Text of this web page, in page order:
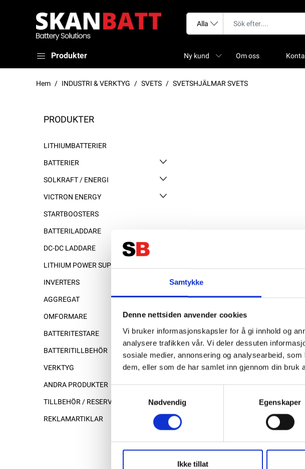
Samtykke
Denne nettsiden anvender cookies
Vi bruker informasjonskapsler for å gi innhold og
analysere trafikken vår. Vi deler dessuten
sosiale medier, annonsering og analysearbeid,
dem, eller som de har samlet inn gjennom din bruk
Nødvendig
Egenskaper
Ikke tillat
Produkter Ny kund Om oss
Hem INDUSTRI & VERKTYG SVETS SVETSHJÄLMAR SVETS
PRODUKTER
LITHIUMBATTERIER
BATTERIER
SOLKRAFT / ENERGI
VICTRON ENERGY
STARTBOOSTERS
BATTERILADDARE
DC-DC LADDARE
LITHIUM POWER SUPPLY
INVERTERS
AGGREGAT
OMFORMARE
BATTERITESTARE
BATTERITILLBEHÖR
VERKTYG
ANDRA PRODUKTER
TILLBEHÖR / RESERVDELAR
REKLAMARTIKLAR